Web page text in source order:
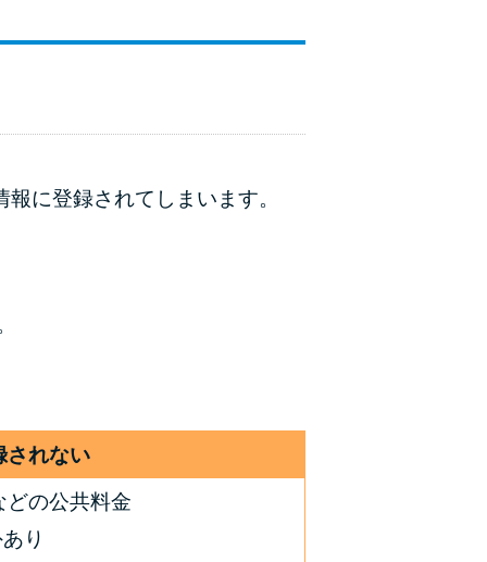
に登録されてしまいます。
されない
どの公共料金
り